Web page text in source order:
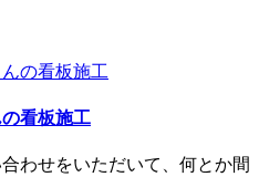
看板施工
わせをいただいて、何とか間